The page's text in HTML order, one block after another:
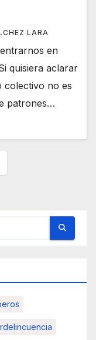
LARA
en
quisiera aclarar
colectivo no es
patrones…